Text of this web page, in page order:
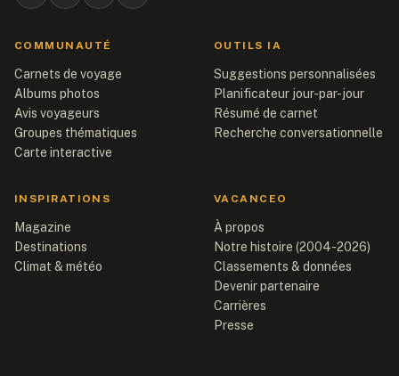
COMMUNAUTÉ
Carnets de voyage
Albums photos
Avis voyageurs
Groupes thématiques
Carte interactive
OUTILS IA
Suggestions personnalisées
Planificateur jour-par-jour
Résumé de carnet
Recherche conversationnelle
INSPIRATIONS
Magazine
Destinations
Climat & météo
VACANCEO
À propos
Notre histoire (2004-2026)
Classements & données
Devenir partenaire
Carrières
Presse